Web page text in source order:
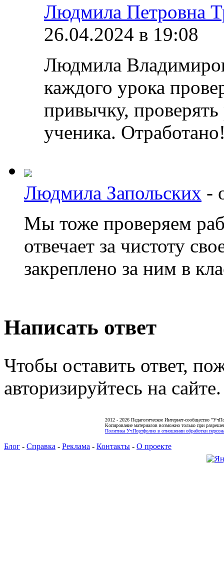
Людмила Петровна
26.04.2024 в 19:08
Людмила
каждого урока
привычку,
ученика.
Людмила Запольских -
Мы тоже проверяем
отвечает за чистоту
закреплено за ним в
Написать ответ
Чтобы оставить ответ,
авторизируйтесь на сайте.
2012 - 2026 Педагогическое Интернет-сообщество
Копирование материалов возможно только при
Политика УчПортфолио в отношении обработки
Блог - Справка - Реклама - Контакты - О проекте